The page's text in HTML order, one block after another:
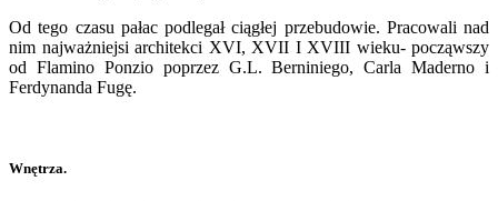
Od tego czasu pałac podlegał ciągłej przebudowie. Pracowali nad
nim najważniejsi architekci XVI, XVII I XVIII wieku- począwszy
od Flamino Ponzio poprzez G.L. Berniniego, Carla Maderno i
Ferdynanda Fugę.
Wnętrza.